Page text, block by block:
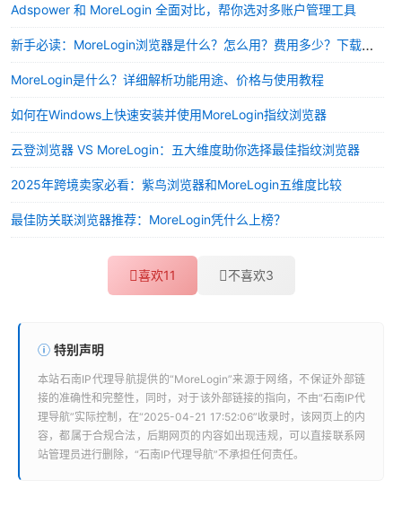
Adspower 和 MoreLogin 全面对比，帮你选对多账户管理工具
新手必读：MoreLogin浏览器是什么？怎么用？费用多少？下载安装全攻略
MoreLogin是什么？详细解析功能用途、价格与使用教程
如何在Windows上快速安装并使用MoreLogin指纹浏览器
云登浏览器 VS MoreLogin：五大维度助你选择最佳指纹浏览器
2025年跨境卖家必看：紫鸟浏览器和MoreLogin五维度比较
最佳防关联浏览器推荐：MoreLogin凭什么上榜？
喜欢11 不喜欢3
特别声明
本站石南IP代理导航提供的“MoreLogin”来源于网络，不保证外部链
接的准确性和完整性，同时，对于该外部链接的指向，不由“石南IP代
理导航”实际控制，在“2025-04-21 17:52:06”收录时，该网页上的内
容，都属于合规合法，后期网页的内容如出现违规，可以直接联系网
站管理员进行删除，“石南IP代理导航”不承担任何责任。